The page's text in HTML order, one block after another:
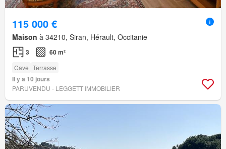
115 000 €
Maison à 34210, Siran, Hérault, Occitanie
3 60 m²
Cave Terrasse
Il y a 10 jours
PARUVENDU - LEGGETT IMMOBILIER